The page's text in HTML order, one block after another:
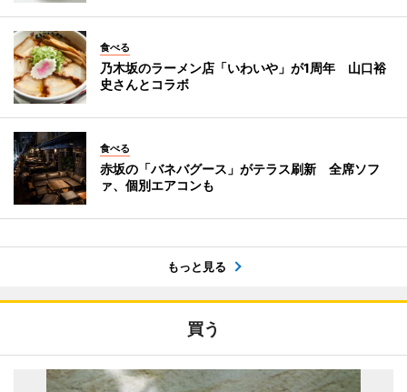
食べる
乃木坂のラーメン店「いわいや」が1周年 山口裕
史さんとコラボ
食べる
赤坂の「バネバグース」がテラス刷新 全席ソフ
ァ、個別エアコンも
もっと見る
買う